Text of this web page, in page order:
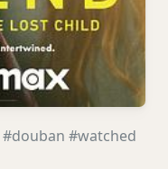
#douban #watched